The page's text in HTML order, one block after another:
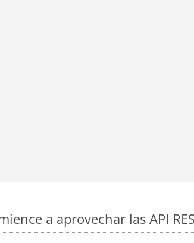
a aprovechar las API